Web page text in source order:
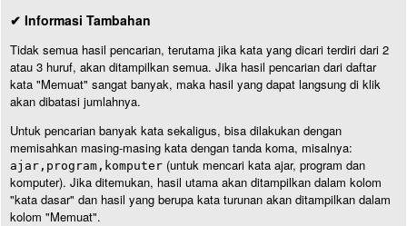
✔ Informasi Tambahan
Tidak semua hasil pencarian, terutama jika kata yang dicari terdiri dari 2
atau 3 huruf, akan ditampilkan semua. Jika hasil pencarian dari daftar
kata "Memuat" sangat banyak, maka hasil yang dapat langsung di klik
akan dibatasi jumlahnya.
Untuk pencarian banyak kata sekaligus, bisa dilakukan dengan
memisahkan masing-masing kata dengan tanda koma, misalnya:
ajar,program,komputer (untuk mencari kata ajar, program dan
komputer). Jika ditemukan, hasil utama akan ditampilkan dalam kolom
"kata dasar" dan hasil yang berupa kata turunan akan ditampilkan dalam
kolom "Memuat".